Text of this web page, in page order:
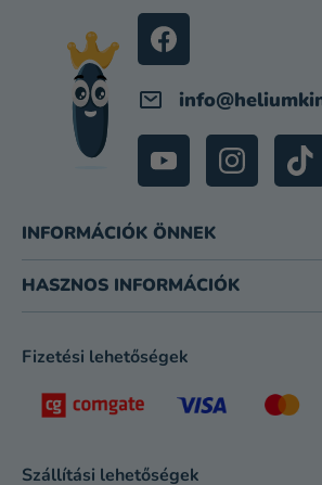
info@
INFORMÁCIÓK ÖNNEK
HASZNOS INFORMÁCIÓK
Fizetési lehetőségek
Szállítási lehetőségek